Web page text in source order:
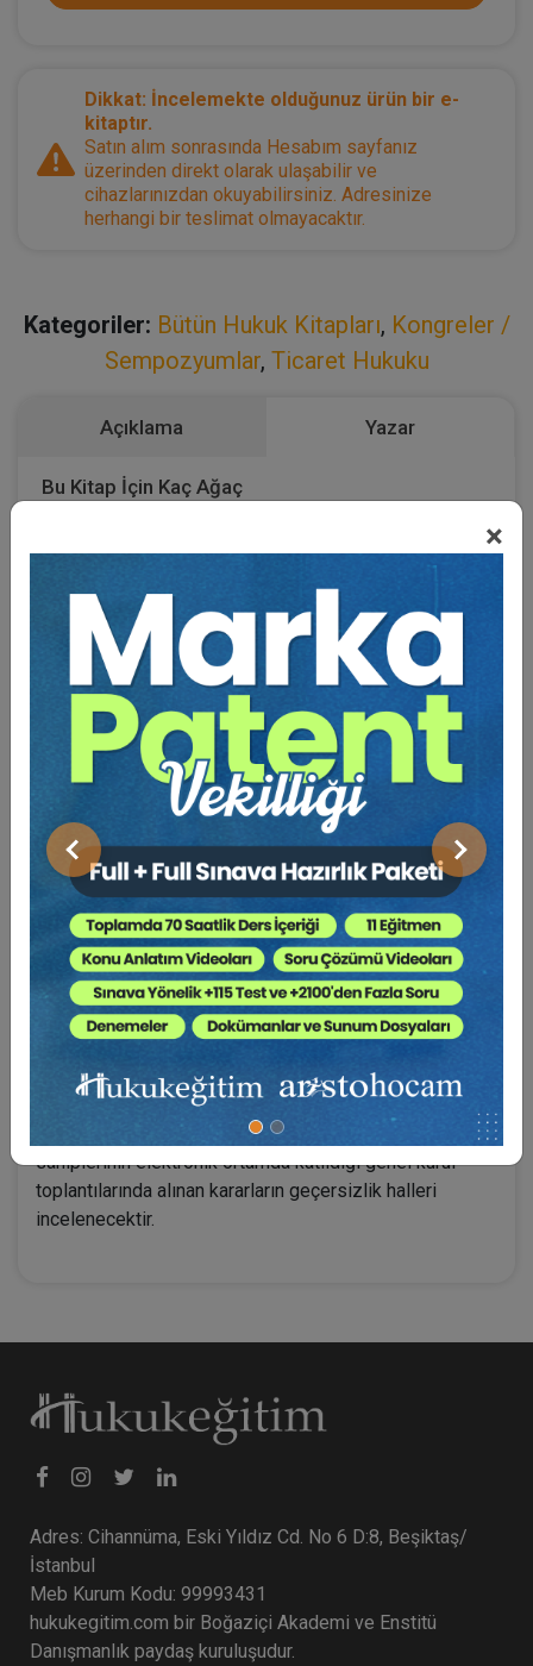
×
Önceki Sonraki
Dikkat: İncelemekte olduğunuz ürün bir e-
kitaptır.
Satın alım sonrasında Hesabım sayfanız
üzerinden direkt olarak ulaşabilir ve
cihazlarınızdan okuyabilirsiniz. Adresinize
herhangi bir teslimat olmayacaktır.
Kategoriler: Bütün Hukuk Kitapları, Kongreler /
Sempozyumlar, Ticaret Hukuku
Açıklama Yazar
Bu Kitap İçin Kaç Ağaç
Anonim şirketlerde pay sahiplerinin elektronik ortamda
katıldığı genel kurul toplantı sayıları her geçen gün
artmaktadır. 01.10.2012-30.05.2022 tarihleri arasında
4205 adet genel kurul elektronik ortamda düzenlenmiş,
153.367 kişi genel kurul toplantısına elektronik ortamda
katılmıştır. Genel kurul toplantılarında alınan kararların
geçersizliği davalarıyla uygulamada sıklıkla
karşılaşılmaktadır. Genel kurul kararlarının geçersizlik
sebepleri ve geçersizliğin türü hakkında doktrinde ve
yargı kararlarında farklı değerlendirmelere
rastlanmaktadır. 6102 sayılı Türk Ticaret Kanunu’nda
TTK m. 445 hükmünde iptal sebepleri, TTK m. 447
hükmünde ise butlan sebepleri öngörülmüştür. Bu
çalışmada pay sahiplerinin elektronik ortamda katıldığı
genel kurul toplantı usulü incelendikten sonra, bu
toplantılarda alınan genel kurul kararlarının
geçersizliğine yol açacak sebepler ele alınacaktır. 6102
sayılı TTK hükümlerine ilişkin doktrin ve yargı
kararlarındaki değerlendirmeler de dikkate alınarak pay
sahiplerinin elektronik ortamda katıldığı genel kurul
toplantılarında alınan kararların geçersizlik halleri
incelenecektir.
Adres: Cihannüma, Eski Yıldız Cd. No 6 D:8, Beşiktaş/
İstanbul
Meb Kurum Kodu: 99993431
hukukegitim.com bir Boğaziçi Akademi ve Enstitü
Danışmanlık paydaş kuruluşudur.